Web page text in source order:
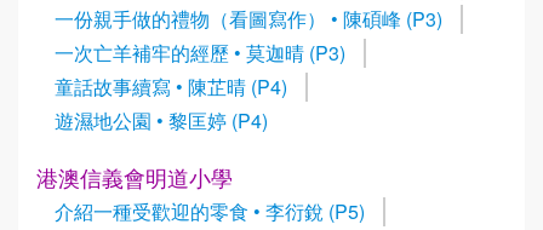
一份親手做的禮物（看圖寫作） • 陳碩峰 (P3)
一次亡羊補牢的經歷 • 莫迦晴 (P3)
童話故事續寫 • 陳芷晴 (P4)
遊濕地公園 • 黎匡婷 (P4)
港澳信義會明道小學
介紹一種受歡迎的零食 • 李衍銳 (P5)